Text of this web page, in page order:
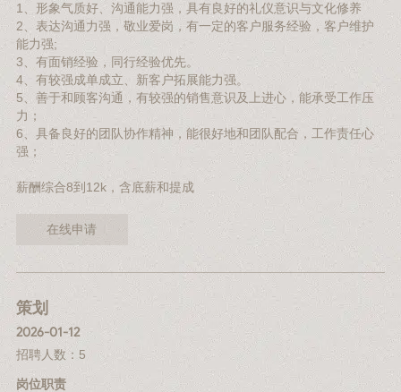
1、形象气质好、沟通能力强，具有良好的礼仪意识与文化修养
2、表达沟通力强，敬业爱岗，有一定的客户服务经验，客户维护
能力强;
3、有面销经验，同行经验优先。
4、有较强成单成立、新客户拓展能力强。
5、善于和顾客沟通，有较强的销售意识及上进心，能承受工作压
力；
6、具备良好的团队协作精神，能很好地和团队配合，工作责任心
强；
薪酬综合8到12k，含底薪和提成
在线申请
策划
2026-01-12
招聘人数：5
岗位职责